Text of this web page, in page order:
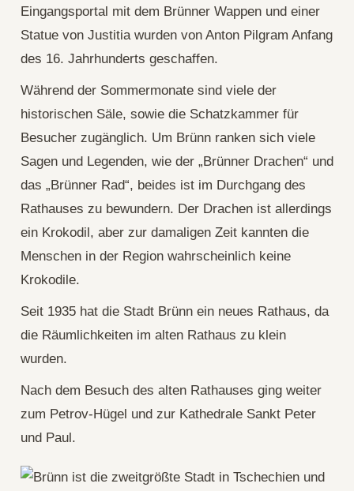
Eingangsportal mit dem Brünner Wappen und einer
Statue von Justitia wurden von Anton Pilgram Anfang
des 16. Jahrhunderts geschaffen.
Während der Sommermonate sind viele der
historischen Säle, sowie die Schatzkammer für
Besucher zugänglich. Um Brünn ranken sich viele
Sagen und Legenden, wie der „Brünner Drachen“ und
das „Brünner Rad“, beides ist im Durchgang des
Rathauses zu bewundern. Der Drachen ist allerdings
ein Krokodil, aber zur damaligen Zeit kannten die
Menschen in der Region wahrscheinlich keine
Krokodile.
Seit 1935 hat die Stadt Brünn ein neues Rathaus, da
die Räumlichkeiten im alten Rathaus zu klein
wurden.
Nach dem Besuch des alten Rathauses ging weiter
zum Petrov-Hügel und zur Kathedrale Sankt Peter
und Paul.